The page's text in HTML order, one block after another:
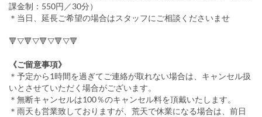
課金制：550円／30分）
＊当日、延長ご希望の場合はスタッフにご相談くださいませ
🔻▽🔻▽🔻▽🔻▽🔻
《ご留意事項》
＊予定から1時間を過ぎてご連絡が取れない場合は、キャンセル扱
いとさせていただく場合がございます。
＊無断キャンセルは100％のキャンセル料を頂戴いたします。
＊雨天も営業致しておりますが、荒天で休業になる場合は、前日